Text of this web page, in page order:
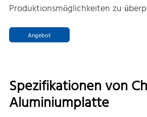
Produktionsmöglichkeiten zu
Angebot
Spezifikationen von
Aluminiumplatte